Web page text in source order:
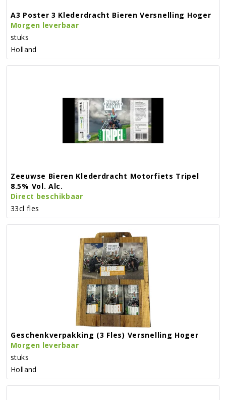
A3 Poster 3 Klederdracht Bieren Versnelling Hoger
Morgen leverbaar
stuks
Holland
Zeeuwse Bieren Klederdracht Motorfiets Tripel
8.5% Vol. Alc.
Direct beschikbaar
33cl fles
Geschenkverpakking (3 Fles) Versnelling Hoger
Morgen leverbaar
stuks
Holland